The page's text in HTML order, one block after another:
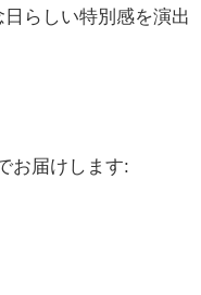
らしい特別感を演出
お届けします: